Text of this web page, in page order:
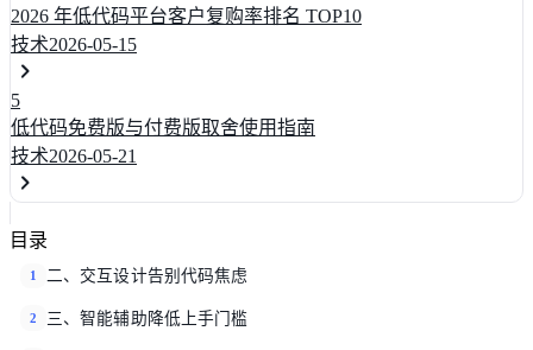
2026 年低代码平台客户复购率排名 TOP10
技术2026-05-15
5
低代码免费版与付费版取舍使用指南
技术2026-05-21
目录
1 二、交互设计告别代码焦虑
2 三、智能辅助降低上手门槛